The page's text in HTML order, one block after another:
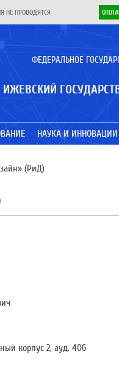
НЕ ПРОВОДЯТСЯ
ФЕДЕРАЛЬНОЕ
ИЖЕВСКИЙ
НАУКА И ИННОВАЦИИ
(РиД)
корпус 2, ауд. 406